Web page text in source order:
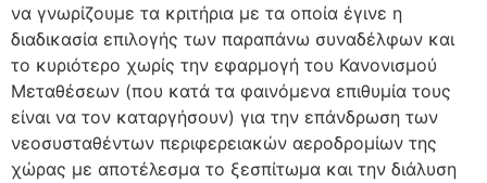
να γνωρίζουμε τα κριτήρια με τα οποία έγινε η
διαδικασία επιλογής των παραπάνω συναδέλφων και
το κυριότερο χωρίς την εφαρμογή του Κανονισμού
Μεταθέσεων (που κατά τα φαινόμενα επιθυμία τους
είναι να τον καταργήσουν) για την επάνδρωση των
νεοσυσταθέντων περιφερειακών αεροδρομίων της
χώρας με αποτέλεσμα το ξεσπίτωμα και την διάλυση